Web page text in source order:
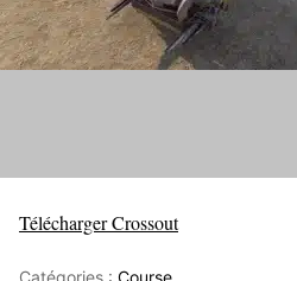
Télécharger Crossout
Catégories : Course